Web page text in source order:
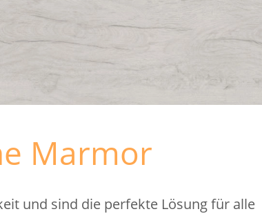
Marmor
und sind die perfekte Lösung für alle